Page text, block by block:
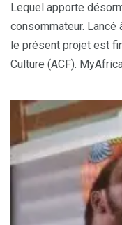
Lequel apporte
consommateur.
le présent projet est
Culture (ACF).